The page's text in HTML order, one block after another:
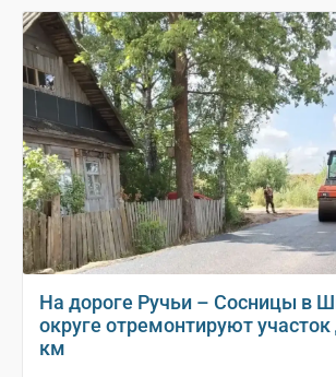
На дороге Ручьи – Сосницы в
округе отремонтируют участок
км